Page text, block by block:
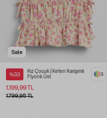
Sale
%33
Kız Çocuk | Keten Karışımlı
Fiyonk Üst
1.199,99 TL
3
1.799,95 TL